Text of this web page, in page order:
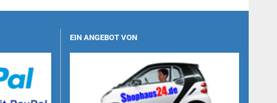
EIN ANGEBOT VON